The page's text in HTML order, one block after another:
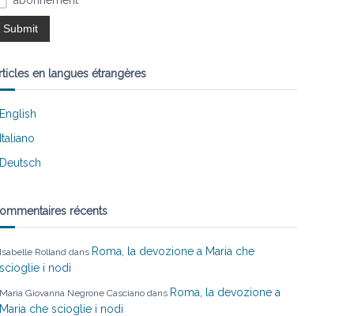
en langues étrangères
English
Italiano
Deutsch
récents
Isabelle Rolland dans Roma, la devozione a Maria che
scioglie i nodi
Maria Giovanna Negrone Casciano dans Roma, la devozione a
Maria che scioglie i nodi